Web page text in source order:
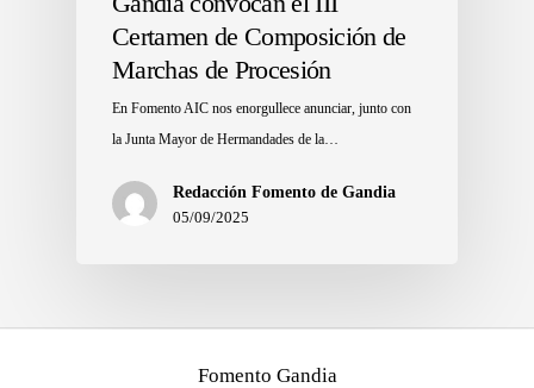
Certamen de Composición de
Marchas de Procesión
En Fomento AIC nos enorgullece anunciar, junto con
la Junta Mayor de Hermandades de la…
Redacción Fomento de Gandia
05/09/2025
Fomento Gandia